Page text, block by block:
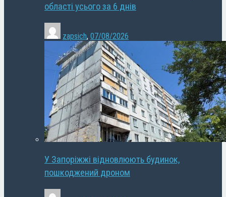
області усього за 6 днів
zapsich, 07/08/2026
У Запоріжжі відновлюють будинок,
пошкоджений дроном